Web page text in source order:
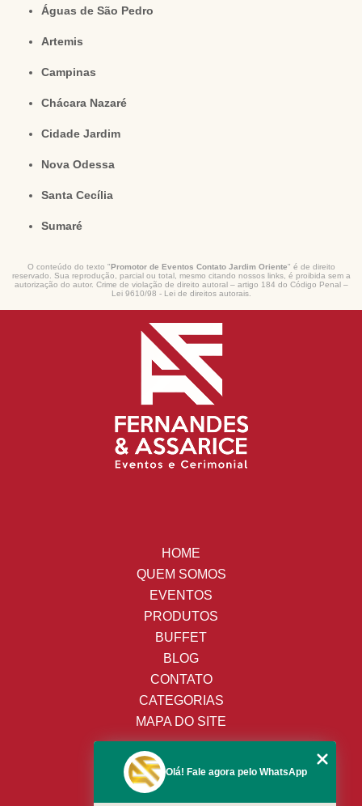
Águas de São Pedro
Artemis
Campinas
Chácara Nazaré
Cidade Jardim
Nova Odessa
Santa Cecília
Sumaré
O conteúdo do texto "Promotor de Eventos Contato Jardim Oriente" é de direito
reservado. Sua reprodução, parcial ou total, mesmo citando nossos links, é proibida sem a
autorização do autor. Crime de violação de direito autoral – artigo 184 do Código Penal –
Lei 9610/98 - Lei de direitos autorais.
HOME
QUEM SOMOS
EVENTOS
PRODUTOS
BUFFET
BLOG
CONTATO
CATEGORIAS
MAPA DO SITE
(19) 3428-8443
(19) 99652-9009
Olá! Fale agora pelo WhatsApp